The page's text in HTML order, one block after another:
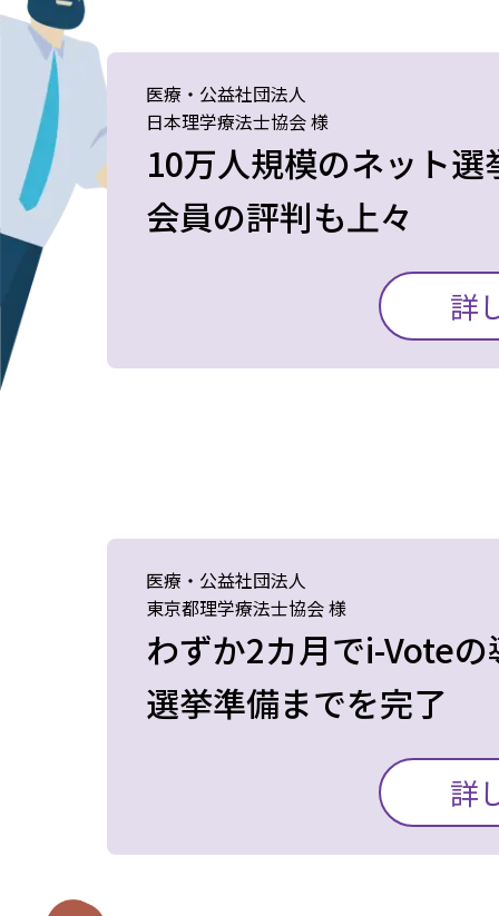
医療・公益社団法人
日本理学療法士協会 様
10万人規模のネット選
会員の評判も上々
当会では、全国の会
的に実施しています。
り、郵送選挙、さらに
しました。
しかし、せっかく構築
く分からないという問
数の選挙区での同時
問題があり、i-Voteへ
詳
医療・公益社団法人
東京都理学療法士協会 様
わずか2カ月でi-Vote
選挙準備までを完了
当協会では、会長や
決まっていたため、
詳